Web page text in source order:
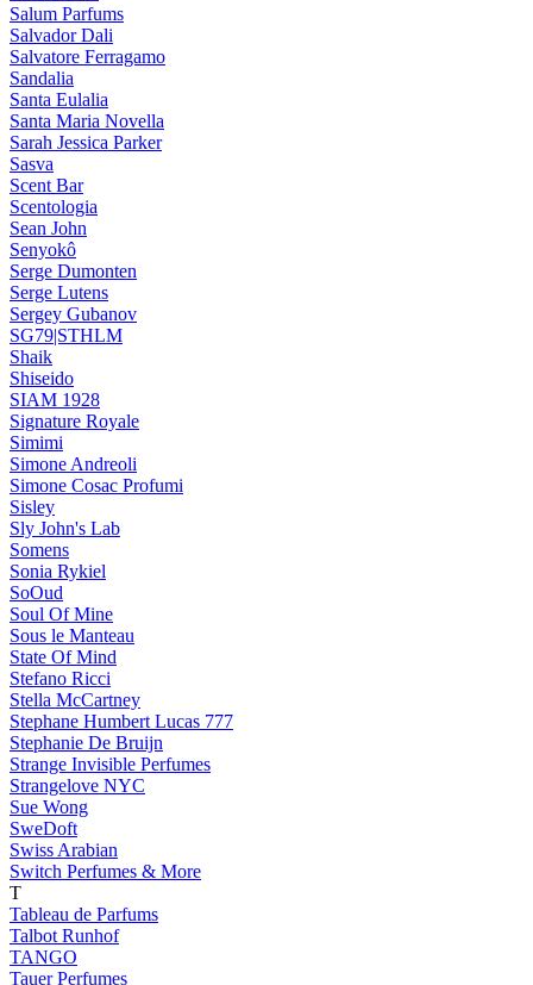
Salum Parfums
Salvador Dali
Salvatore Ferragamo
Sandalia
Santa Eulalia
Santa Maria Novella
Sarah Jessica Parker
Sasva
Scent Bar
Scentologia
Sean John
Senyokô
Serge Dumonten
Serge Lutens
Sergey Gubanov
SG79|STHLM
Shaik
Shiseido
SIAM 1928
Signature Royale
Simimi
Simone Andreoli
Simone Cosac Profumi
Sisley
Sly John's Lab
Somens
Sonia Rykiel
SoOud
Soul Of Mine
Sous le Manteau
State Of Mind
Stefano Ricci
Stella McCartney
Stephane Humbert Lucas 777
Stephanie De Bruijn
Strange Invisible Perfumes
Strangelove NYC
Sue Wong
SweDoft
Swiss Arabian
Switch Perfumes & More
T
Tableau de Parfums
Talbot Runhof
TANGO
Tauer Perfumes